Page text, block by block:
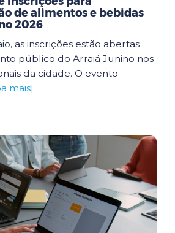
de alimentos e bebidas
2026
as inscrições estão abertas
público do Arraiá Junino nos
da cidade. O evento
mais]